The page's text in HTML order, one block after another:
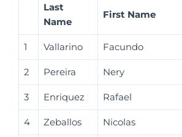
Last
Name
First Name
1 Vallarino Facundo
2 Pereira Nery
3 Enriquez Rafael
4 Zeballos Nicolas